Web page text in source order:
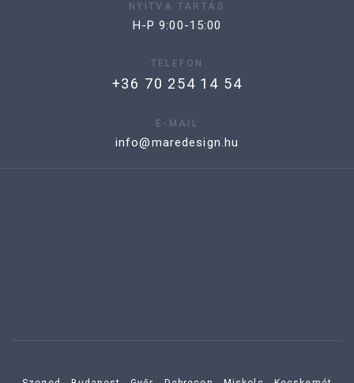
NYITVA TARTÁS
H-P 9:00-15:00
TELEFON
+36 70 254 14 54
E-MAIL
info@maredesign.hu